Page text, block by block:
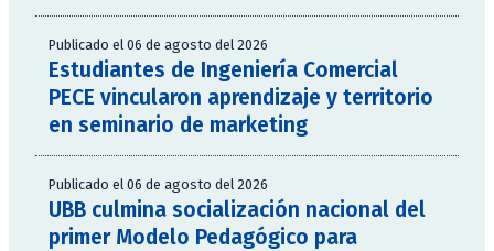
Publicado el 06 de agosto del 2026
Estudiantes de Ingeniería Comercial
PECE vincularon aprendizaje y territorio
en seminario de marketing
Publicado el 06 de agosto del 2026
UBB culmina socialización nacional del
primer Modelo Pedagógico para